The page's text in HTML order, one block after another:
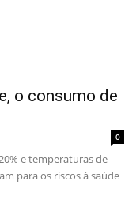
o consumo de
0
e temperaturas de
para os riscos à saúde